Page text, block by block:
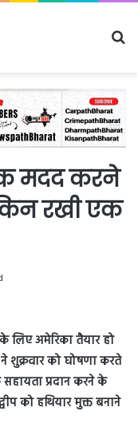
मदद करने
रखी एक
लिए अमेरिका तैयार हो
शुक्रवार को घोषणा करते
प्रदान करने के
को हथियार मुक्त बनाने